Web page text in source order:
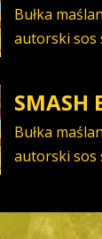
Bułka
autorski sos
SMASH
Bułka
autorski sos